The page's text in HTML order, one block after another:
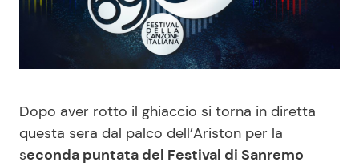
Benessere
Moda e Style
Mondo Mamma
Cucina e Ricette
Consigli di Cucina
Dolci
Le Ricette in TV
Dopo aver rotto il ghiaccio si torna in diretta
questa sera dal palco dell’Ariston per la
seconda puntata del Festival di Sanremo